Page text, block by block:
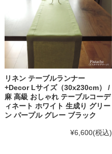
リネン テーブルランナー
+Decor Lサイズ（30x230cm） /
麻 高級 おしゃれ テーブルコーデ
ィネート ホワイト 生成り グリー
ン パープル グレー ブラック
¥6,600(税込)